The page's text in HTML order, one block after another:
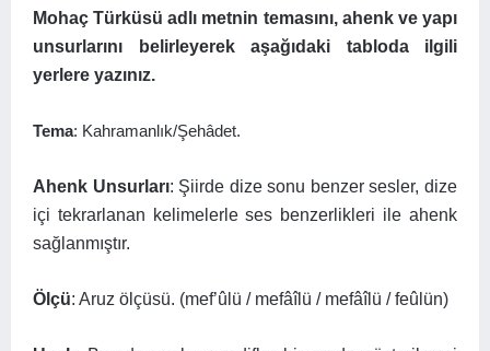
Mohaç Türküsü adlı metnin temasını, ahenk ve yapı
unsurlarını belirleyerek aşağıdaki tabloda ilgili
yerlere yazınız.
Tema: Kahramanlık/Şehâdet.
Ahenk Unsurları: Şiirde dize sonu benzer sesler, dize
içi tekrarlanan kelimelerle ses benzerlikleri ile ahenk
sağlanmıştır.
Ölçü: Aruz ölçüsü. (mef’ûlü / mefâîlü / mefâîlü / feûlün)